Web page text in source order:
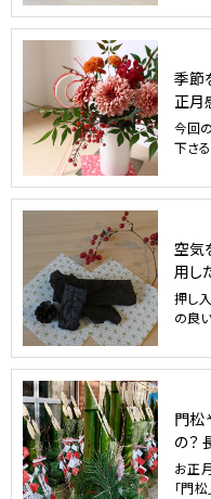
季節
正月
今回
下さ
空気
用し
押し
の良
門松
の？
お正
「門